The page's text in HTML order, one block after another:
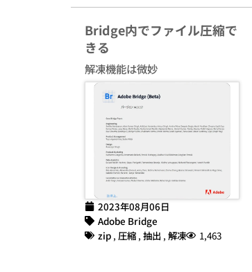
Bridge内でファイル圧縮で
きる
解凍機能は微妙
2023年08月06日
Adobe Bridge
zip , 圧縮 , 抽出 , 解凍 1,463